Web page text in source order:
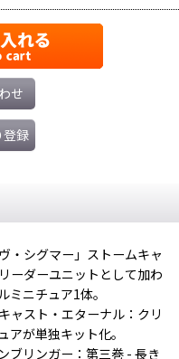
せ
登録
・シグマー」ストームキャ
ーダーユニットとして加わ
ニチュア1体。
ャスト・エターナル：クリ
が単独キット化。
ブリンガー：第三巻 - 長き